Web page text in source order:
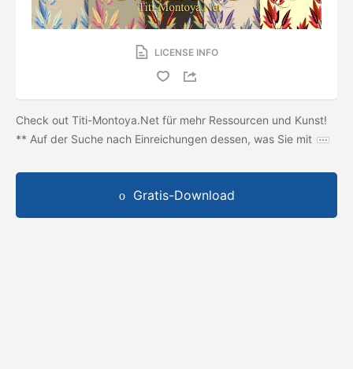
LICENSE INFO
Check out Titi-Montoya.Net für mehr Ressourcen und Kunst!
** Auf der Suche nach Einreichungen dessen, was Sie mit
Gratis-Download